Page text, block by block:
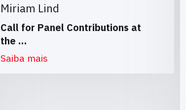
Miriam Lind
Call for Panel Contributions at
the …
Saiba mais